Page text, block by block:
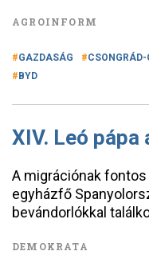
AGROINFORM
GAZDASÁG
BYD
XIV. Leó
A migrációnak
egyházfő
bevándorlókkal
DEMOKRATA